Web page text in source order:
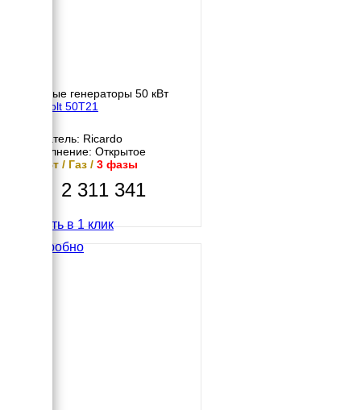
Газовые генераторы 50 кВт
Gazvolt 50T21
Двигатель: Ricardo
Исполнение: Открытое
50 кВт / Газ / 3 фазы
2 311 341
Купить в 1 клик
Подробно